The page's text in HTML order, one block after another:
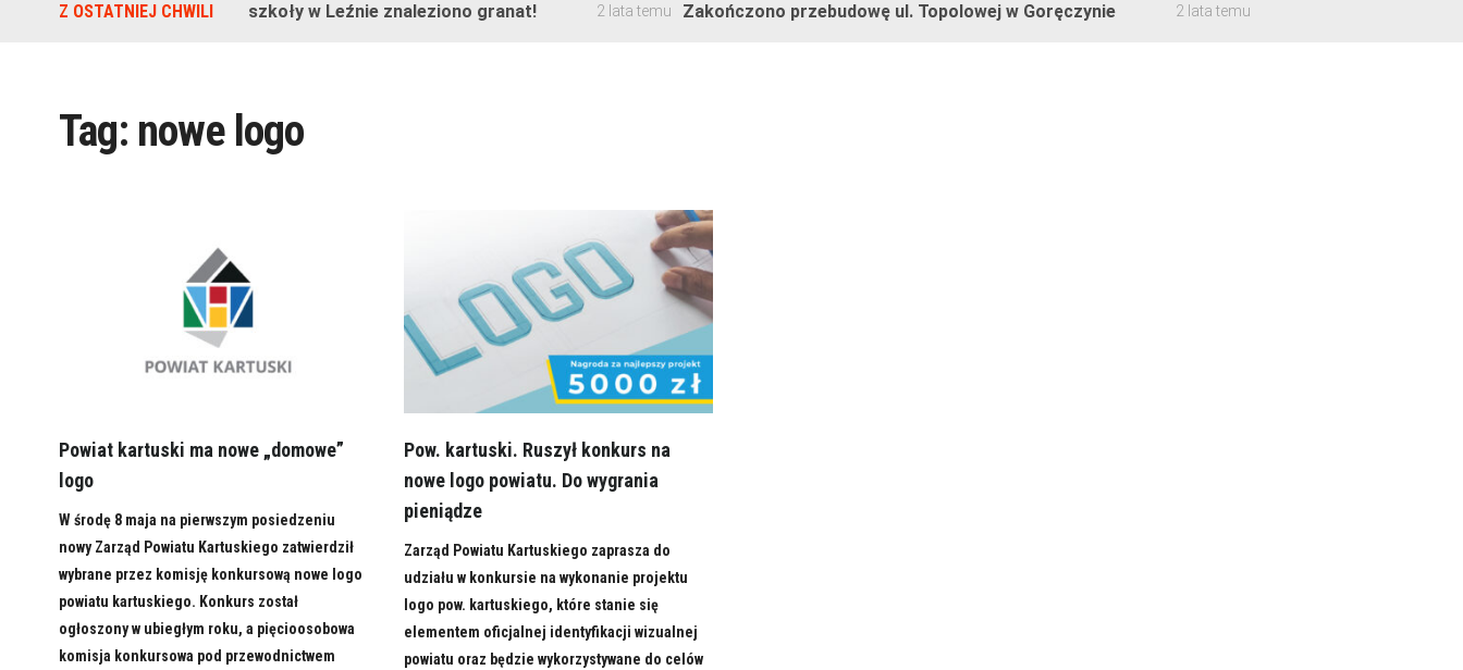
Z OSTATNIEJ CHWILINa terenie szkoły w Leźnie znaleziono granat! 2 lata temu Zakończono przebudowę ul. Topolowej w Goręczynie 2 lata temu
Tag: nowe logo
Powiat kartuski ma nowe „domowe”
logo
W środę 8 maja na pierwszym posiedzeniu
nowy Zarząd Powiatu Kartuskiego zatwierdził
wybrane przez komisję konkursową nowe logo
powiatu kartuskiego. Konkurs został
ogłoszony w ubiegłym roku, a pięcioosobowa
komisja konkursowa pod przewodnictwem
Pow. kartuski. Ruszył konkurs na
nowe logo powiatu. Do wygrania
pieniądze
Zarząd Powiatu Kartuskiego zaprasza do
udziału w konkursie na wykonanie projektu
logo pow. kartuskiego, które stanie się
elementem oficjalnej identyfikacji wizualnej
powiatu oraz będzie wykorzystywane do celów